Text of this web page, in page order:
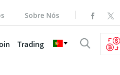
Sobre Nós
Trading